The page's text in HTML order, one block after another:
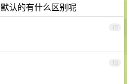
认的有什么区别呢
12
13